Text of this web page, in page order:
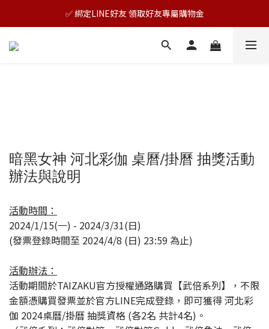
🎊TAIZAKU品牌慶：5倍回饋祭｜全年最優惠！
✅ 綁定LINE好友 領取好友專屬購物金
🎊TAIZAKU品牌慶：5倍回饋祭｜全年最優惠！
暗黑女神 河北彩伽 桌曆/掛曆 抽獎活動
辦法與說明
活動時間：
2024/1/15(一) - 2024/3/31(日)
(發票登錄時間至 2024/4/8 (日) 23:59 為止)
活動辦法：
活動期間於TAIZAKU官方授權通路購買【武倍系列】，不限
金額憑購買發票並於官方LINE完成登錄，即可獲得 河北彩
伽 2024桌曆/掛曆 抽獎資格 (各2名 共計4名)。